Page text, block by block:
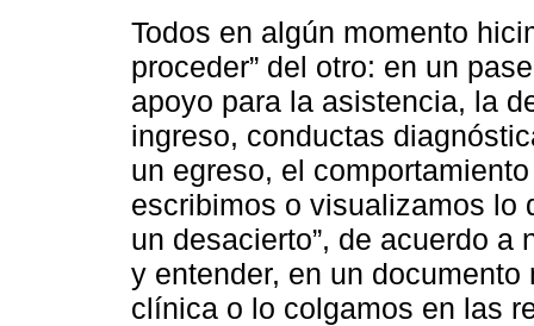
Todos en algún momento
proceder” del otro: en un
apoyo para la asistencia, la
ingreso, conductas
un egreso, el
escribimos o visualizamos lo
un desacierto”, de acuerdo a
y entender, en un
clínica o lo colgamos en las